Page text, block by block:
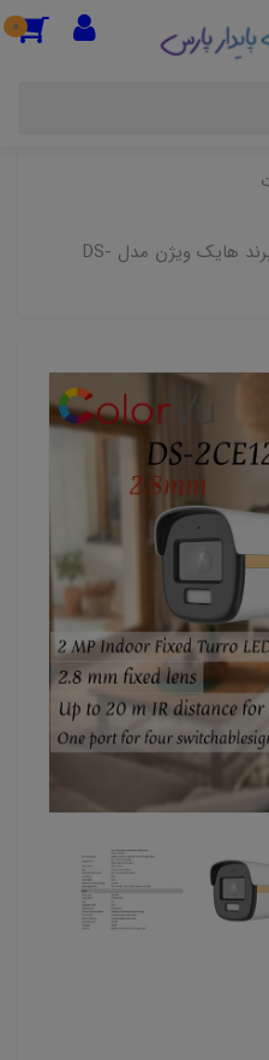
0
قیمت دوربین مداربسته بالت برند هایک ویژن مدل DS-